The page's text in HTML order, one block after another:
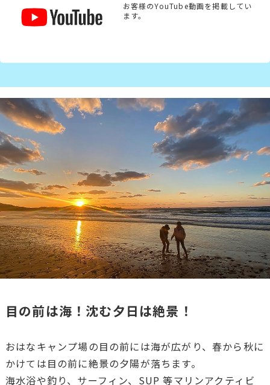
お客様のYouTube動画を掲載してい
ます。
目の前は海！沈む夕日は絶景！
おはなキャンプ場の目の前には海が広がり、春から秋に
かけては目の前に絶景の夕陽が落ちます。
海水浴や釣り、サーフィン、SUP 等マリンアクティビ